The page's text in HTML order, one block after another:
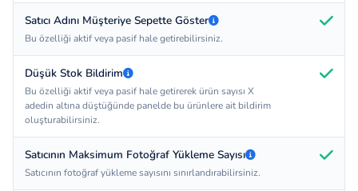
Satıcı Adını Müşteriye Sepette Göster
Bu özelliği aktif veya pasif hale getirebilirsiniz.
Düşük Stok Bildirim
Bu özelliği aktif veya pasif hale getirerek ürün sayısı X
adedin altına düştüğünde panelde bu ürünlere ait bildirim
oluşturabilirsiniz.
Satıcının Maksimum Fotoğraf Yükleme Sayısı
Satıcının fotoğraf yükleme sayısını sınırlandırabilirsiniz.